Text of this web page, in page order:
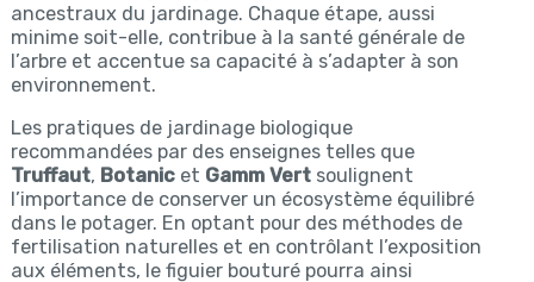
ancestraux du jardinage. Chaque étape, aussi
minime soit-elle, contribue à la santé générale de
l’arbre et accentue sa capacité à s’adapter à son
environnement.
Les pratiques de jardinage biologique
recommandées par des enseignes telles que
Truffaut, Botanicet Gamm Vertsoulignent
l’importance de conserver un écosystème équilibré
dans le potager. En optant pour des méthodes de
fertilisation naturelles et en contrôlant l’exposition
aux éléments, le figuier bouturé pourra ainsi